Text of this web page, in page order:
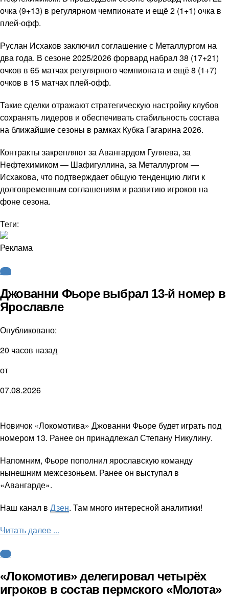
очка (9+13) в регулярном чемпионате и ещё 2 (1+1) очка в
плей-офф.
Руслан Исхаков заключил соглашение с Металлургом на
два года. В сезоне 2025/2026 форвард набрал 38 (17+21)
очков в 65 матчах регулярного чемпионата и ещё 8 (1+7)
очков в 15 матчах плей-офф.
Такие сделки отражают стратегическую настройку клубов
сохранять лидеров и обеспечивать стабильность состава
на ближайшие сезоны в рамках Кубка Гагарина 2026.
Контракты закрепляют за Авангардом Гуляева, за
Нефтехимиком — Шафигуллина, за Металлургом —
Исхакова, что подтверждает общую тенденцию лиги к
долговременным соглашениям и развитию игроков на
фоне сезона.
Теги:
Реклама
КХЛ
Джованни Фьоре выбрал 13-й номер в
Ярославле
Опубликовано:
20 часов назад
от
07.08.2026
Новичок «Локомотива» Джованни Фьоре будет играть под
номером 13. Ранее он принадлежал Степану Никулину.
Напомним, Фьоре пополнил ярославскую команду
нынешним межсезоньем. Ранее он выступал в
«Авангарде».
Наш канал в Дзен. Там много интересной аналитики!
Читать далее ...
КХЛ
«Локомотив» делегировал четырёх
игроков в состав пермского «Молота»